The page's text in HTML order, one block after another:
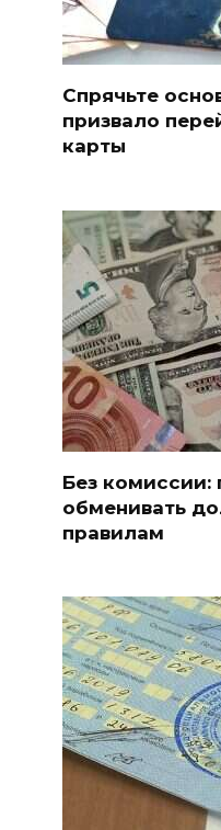
Спрячьте
призвало
карты
Без комиссии:
обменивать
правилам